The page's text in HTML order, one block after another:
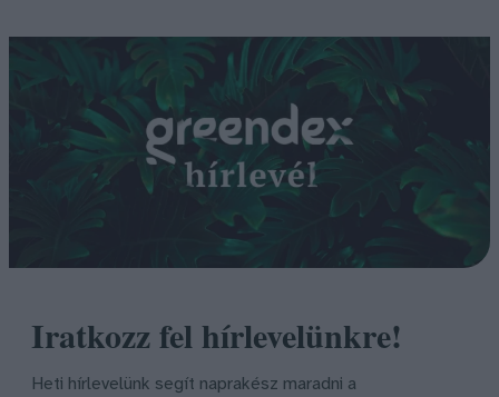
Iratkozz fel hírlevelünkre!
Heti hírlevelünk segít naprakész maradni a